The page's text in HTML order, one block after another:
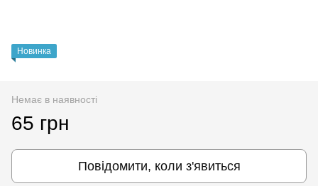
Новинка
Немає в наявності
65 грн
Повідомити, коли з'явиться